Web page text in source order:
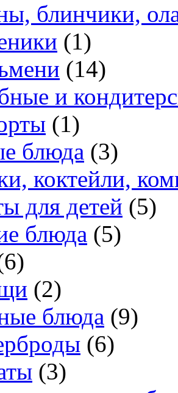
блинчики,
(1)
(14)
и
(1)
блюда (3)
коктейли,
для детей (5)
блюда (5)
(2)
блюда (9)
(6)
(3)